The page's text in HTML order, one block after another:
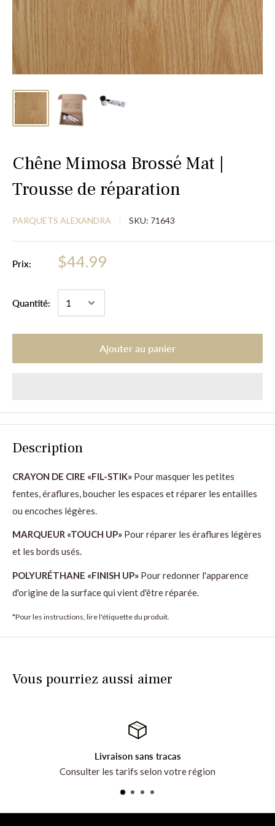
Chêne Mimosa Brossé Mat |
Trousse de réparation
PARQUETS ALEXANDRA SKU: 71643
Prix: $44.99
Quantité:
Ajouter au panier
Description
CRAYON DE CIRE «FIL-STIK» Pour masquer les petites
fentes, éraflures, boucher les espaces et réparer les entailles
ou encoches légères.
MARQUEUR «TOUCH UP» Pour réparer les éraflures légères
et les bords usés.
POLYURÉTHANE «FINISH UP» Pour redonner l'apparence
d'origine de la surface qui vient d'être réparée.
*Pour les instructions, lire l'étiquette du produit.
Vous pourriez aussi aimer
tarifs selon votre région
Prenez